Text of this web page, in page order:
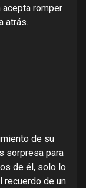
acepta romper
atrás.
de su
sorpresa para
de él, solo lo
recuerdo de un